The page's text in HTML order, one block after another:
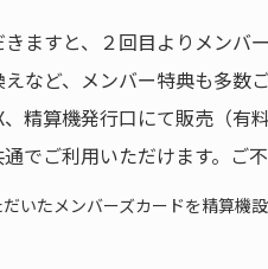
ますと、２回目よりメンバ
など、メンバー特典も多数
精算機発行口にて販売（有
でご利用いただけます。ご
いたメンバーズカードを精算機